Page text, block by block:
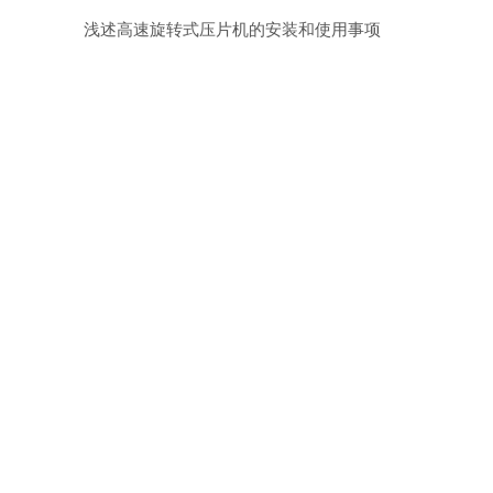
浅述高速旋转式压片机的安装和使用事项